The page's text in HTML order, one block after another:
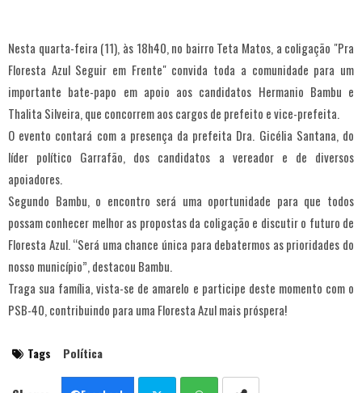
Nesta quarta-feira (11), às 18h40, no bairro Teta Matos, a coligação "Pra
Floresta Azul Seguir em Frente" convida toda a comunidade para um
importante bate-papo em apoio aos candidatos Hermanio Bambu e
Thalita Silveira, que concorrem aos cargos de prefeito e vice-prefeita.
O evento contará com a presença da prefeita Dra. Gicélia Santana, do
líder político Garrafão, dos candidatos a vereador e de diversos
apoiadores.
Segundo Bambu, o encontro será uma oportunidade para que todos
possam conhecer melhor as propostas da coligação e discutir o futuro de
Floresta Azul. “Será uma chance única para debatermos as prioridades do
nosso município”, destacou Bambu.
Traga sua família, vista-se de amarelo e participe deste momento com o
PSB-40, contribuindo para uma Floresta Azul mais próspera!
Tags Política